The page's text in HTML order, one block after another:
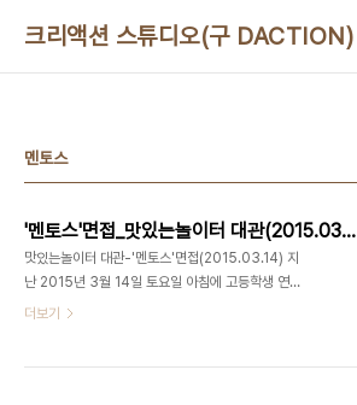
크리액션 스튜디오(구 DACTION)
멘토스
'멘토스'면접_맛있는놀이터 대관(2015.03.14)
맛있는놀이터 대관-'멘토스'면접(2015.03.14) 지
난 2015년 3월 14일 토요일 아침에 고등학생 연합
동아리 '멘토스'가 동아리 신입 면접을 위해 맛있는놀
더보기